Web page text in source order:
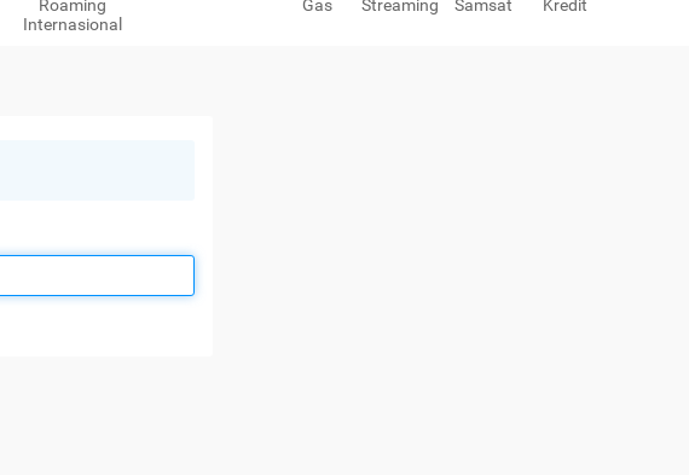
Roaming
Internasional
Gas
Streaming
Samsat
Kredit